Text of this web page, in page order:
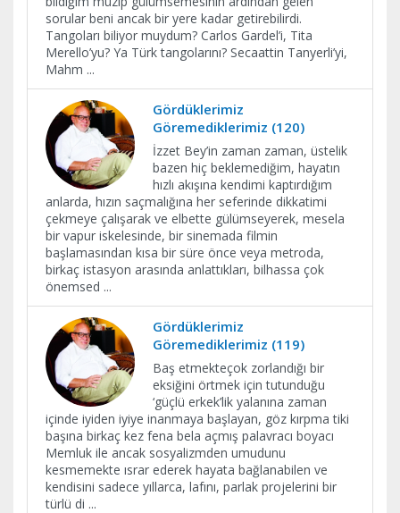
sorular beni ancak bir yere kadar getirebilirdi.
Tangoları biliyor muydum? Carlos Gardel’i, Tita
Merello’yu? Ya Türk tangolarını? Secaattin Tanyerli’yi,
Mahm ...
Gördüklerimiz
Göremediklerimiz (120)
İzzet Bey’in zaman zaman, üstelik
bazen hiç beklemediğim, hayatın
hızlı akışına kendimi kaptırdığım
anlarda, hızın saçmalığına her seferinde dikkatimi
çekmeye çalışarak ve elbette gülümseyerek, mesela
bir vapur iskelesinde, bir sinemada filmin
başlamasından kısa bir süre önce veya metroda,
birkaç istasyon arasında anlattıkları, bilhassa çok
önemsed ...
Gördüklerimiz
Göremediklerimiz (119)
Baş etmekteçok zorlandığı bir
eksiğini örtmek için tutunduğu
‘güçlü erkek’lik yalanına zaman
içinde iyiden iyiye inanmaya başlayan, göz kırpma tiki
başına birkaç kez fena bela açmış palavracı boyacı
Memluk ile ancak sosyalizmden umudunu
kesmemekte ısrar ederek hayata bağlanabilen ve
kendisini sadece yıllarca, lafını, parlak projelerini bir
türlü di ...